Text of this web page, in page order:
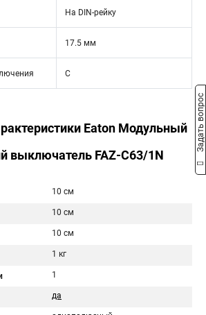
На DIN-рейку
17.5 мм
C
Eaton Модульный
выключатель FAZ-C63/1N
10 см
10 см
10 см
1 кг
1
да
Задать вопрос